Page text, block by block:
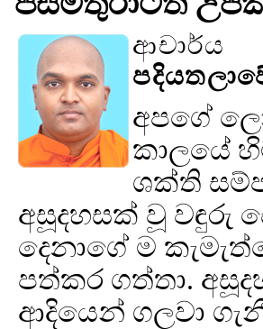
ආචාර්ය
අපගේ
කාලයේ
ශක්ති
අසූදහසක් වූ වඳුරු
දෙනාගේ ම
පත්කර ගත්තා.
ආදියෙන් ගලවා